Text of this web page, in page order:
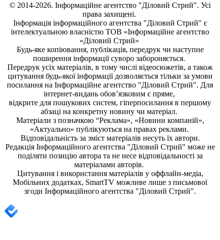
© 2014-2026. Інформаційне агентство "Діловий Стрий". Усі
права захищені.
Інформація інформаційного агентства "Діловий Стрий" є
інтелектуальною власністю ТОВ «Інформаційне агентство
«Діловий Стрий»
Будь-яке копiювання, публiкацiя, передрук чи наступне
поширення iнформацiї суворо забороняється.
Передрук усіх матеріалів, в тому числі відеосюжетів, а також
цитування будь-якої інформації дозволяється тільки за умови
посилання на Інформаційне агентство "Діловий Стрий". Для
інтернет-видань обов’язковим є пряме,
відкрите для пошукових систем, гіперпосилання в першому
абзаці на конкретну новину чи матеріал.
Матеріали з позначкою “Реклама», «Новини компаній»,
«Актуально» публікуються на правах реклами.
Відповідальність за зміст матеріалів несуть їх автори.
Редакція Інформаційного агентства "Діловий Стрий" може не
поділяти позицію автора та не несе відповідальності за
матеріалами авторів.
Цитування і використання матеріалів у оффлайн-медіа,
Мобільних додатках, SmartTV можливе лише з письмової
згоди Інформаційного агентства "Діловий Стрий".